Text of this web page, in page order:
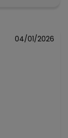
04/01/2026